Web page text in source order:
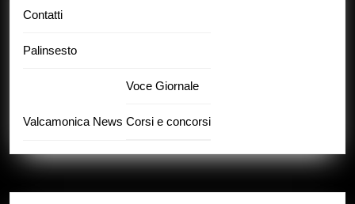
Contatti
Palinsesto
Valcamonica News
Voce Giornale
Corsi e concorsi